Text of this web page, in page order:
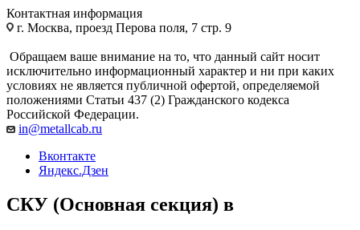
Контактная информация
г. Москва, проезд Перова поля, 7 стр. 9
Обращаем ваше внимание на то, что данный сайт носит
исключительно информационный характер и ни при каких
условиях не является публичной офертой, определяемой
положениями Статьи 437 (2) Гражданского кодекса
Российской Федерации.
in@metallcab.ru
Вконтакте
Яндекс.Дзен
СКУ (Основная секция) в